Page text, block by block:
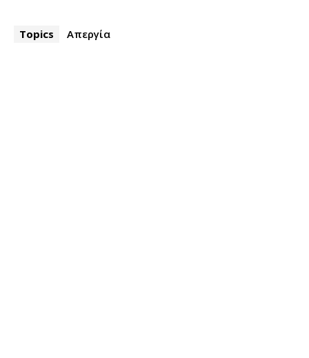
Topics Απεργία